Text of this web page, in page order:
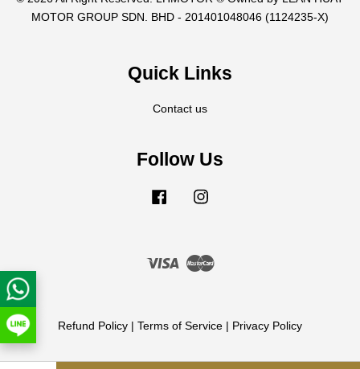
MOTOR GROUP SDN. BHD - 201401048046 (1124235-X)
Quick Links
Contact us
Follow Us
Facebook
Visa Master
Refund Policy Terms of Service Privacy Policy